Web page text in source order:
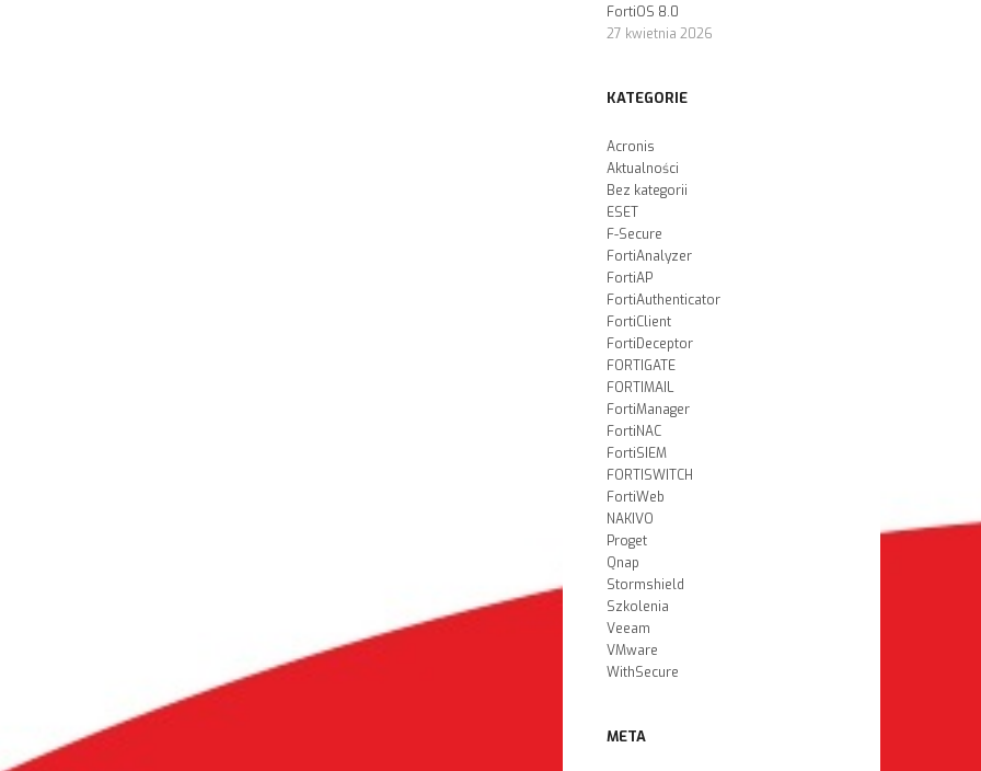
FortiOS 8.0
27 kwietnia 2026
KATEGORIE
Acronis
Aktualności
Bez kategorii
ESET
F-Secure
FortiAnalyzer
FortiAP
FortiAuthenticator
FortiClient
FortiDeceptor
FORTIGATE
FORTIMAIL
FortiManager
FortiNAC
FortiSIEM
FORTISWITCH
FortiWeb
NAKIVO
Proget
Qnap
Stormshield
Szkolenia
Veeam
VMware
WithSecure
META